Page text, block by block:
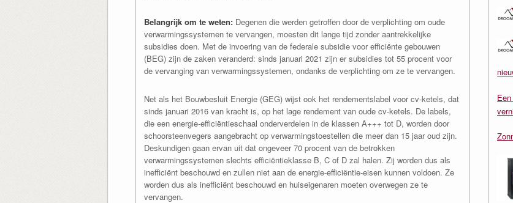
Belangrijk om te weten:Degenen die werden getroffen door de verplichting om oude
verwarmingssystemen te vervangen, moesten dit lange tijd zonder aantrekkelijke
subsidies doen. Met de invoering van de federale subsidie voor efficiënte gebouwen
(BEG) zijn de zaken veranderd: sinds januari 2021 zijn er subsidies tot 55 procent voor
de vervanging van verwarmingssystemen, ondanks de verplichting om ze te vervangen.
Net als het Bouwbesluit Energie (GEG) wijst ook het rendementslabel voor cv-ketels, dat
sinds januari 2016 van kracht is, op het lage rendement van oude cv-ketels. De labels,
die een energie-efficiëntieschaal onderverdelen in de klassen A+++ tot D, worden door
schoorsteenvegers aangebracht op verwarmingstoestellen die meer dan 15 jaar oud zijn.
Deskundigen gaan ervan uit dat ongeveer 70 procent van de betrokken
verwarmingssystemen slechts efficiëntieklasse B, C of D zal halen. Zij worden dus als
inefficiënt beschouwd en zullen niet aan de energie-efficiëntie-eisen kunnen voldoen. Ze
worden dus als inefficiënt beschouwd en huiseigenaren moeten overwegen ze te
vervangen.